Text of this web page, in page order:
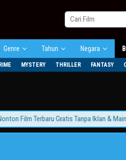
Genre Tahun Negara
MYSTERY THRILLER FANTASY
Film Terbaru Gratis Tanpa Iklan & Main